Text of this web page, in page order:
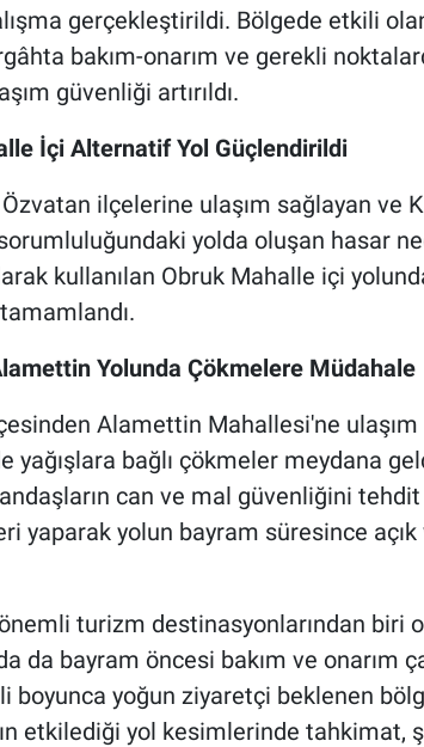
gerçekleştirildi. Bölgede etkili
bakım-onarım ve gerekli
güvenliği artırıldı.
İçi Alternatif Yol Güçlendirildi
ilçelerine ulaşım sağlayan ve
yolda oluşan hasar
kullanılan Obruk Mahalle içi
Yolunda Çökmelere Müdahale
Alamettin Mahallesi'ne ulaşım
yağışlara bağlı çökmeler meydana
can ve mal güvenliğini
yaparak yolun bayram süresince açık
turizm destinasyonlarından biri
da bayram öncesi bakım ve onarım
boyunca yoğun ziyaretçi beklenen
etkilediği yol kesimlerinde tahkimat,